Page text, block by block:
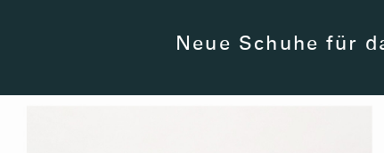
Neue Schuhe für